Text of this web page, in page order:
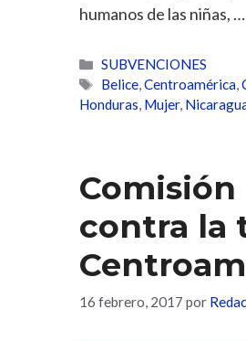
humanos de las niñas, …
Categorías
SUBVENCIONES
Etiquetas
Belice,Centroamérica,
Honduras, Mujer,
contra la
16 febrero, 2017 por